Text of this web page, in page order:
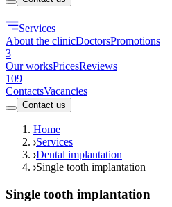
Services
About the clinicDoctorsPromotions
3
Our worksPricesReviews
109
ContactsVacancies
Contact us
Home
Services
Dental implantation
Single tooth implantation
Single tooth implantation